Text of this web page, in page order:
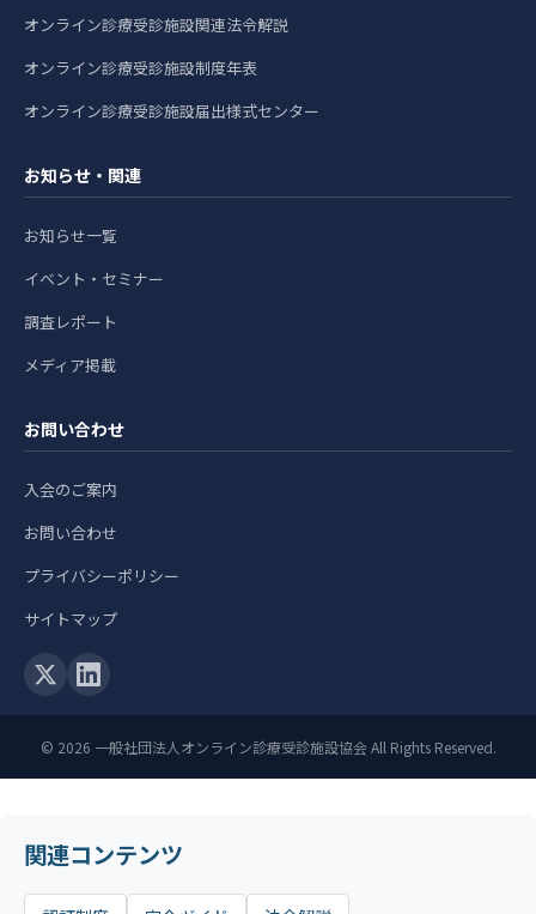
オンライン診療受診施設関連法令解説
オンライン診療受診施設制度年表
オンライン診療受診施設届出様式センター
お知らせ・関連
お知らせ一覧
イベント・セミナー
調査レポート
メディア掲載
お問い合わせ
入会のご案内
お問い合わせ
プライバシーポリシー
サイトマップ
© 2026 一般社団法人オンライン診療受診施設協会 All Rights Reserved.
関連コンテンツ